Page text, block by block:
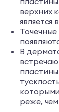
верхних
Точечные
В
реже,